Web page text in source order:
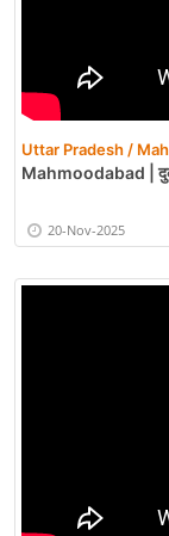
Uttar Pradesh /
Mahmoodabad |
20-Nov-2025